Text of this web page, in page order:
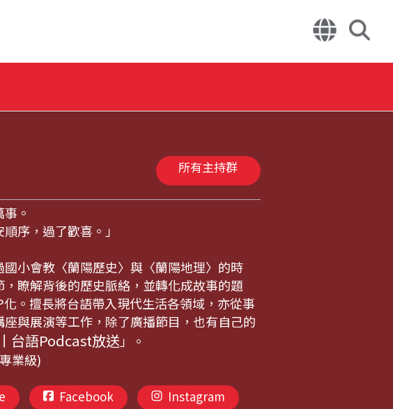
所有主持群
。
序，過了歡喜。」
小會教〈蘭陽歷史〉與〈蘭陽地理〉的時
瞭解背後的歷史脈絡，並轉化成故事的題
。擅長將台語帶入現代生活各領域，亦從事
與展演等工作，除了廣播節目，也有自己的
台語Podcast放送 」。
業級)
Facebook Instagram